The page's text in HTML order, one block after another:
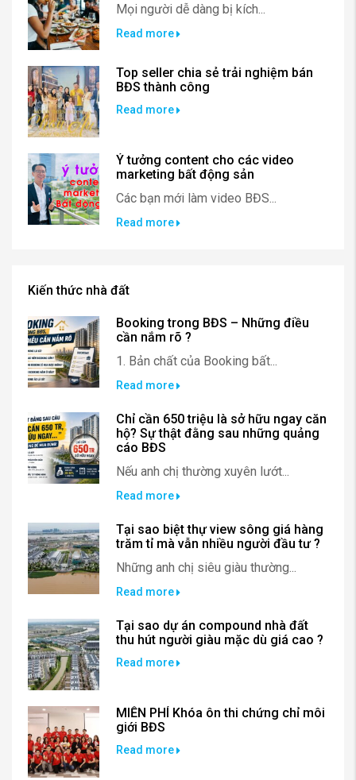
Mọi người dễ dàng bị kích...
Read more
Top seller chia sẻ trải nghiệm bán
BĐS thành công
Read more
Ý tưởng content cho các video
marketing bất động sản
Các bạn mới làm video BĐS...
Read more
Kiến thức nhà đất
Booking trong BĐS – Những điều
cần nắm rõ ?
1. Bản chất của Booking bất...
Read more
Chỉ cần 650 triệu là sở hữu ngay căn
hộ? Sự thật đằng sau những quảng
cáo BĐS
Nếu anh chị thường xuyên lướt...
Read more
Tại sao biệt thự view sông giá hàng
trăm tỉ mà vẫn nhiều người đầu tư ?
Những anh chị siêu giàu thường...
Read more
Tại sao dự án compound nhà đất
thu hút người giàu mặc dù giá cao ?
Read more
MIỄN PHÍ Khóa ôn thi chứng chỉ môi
giới BĐS
Read more